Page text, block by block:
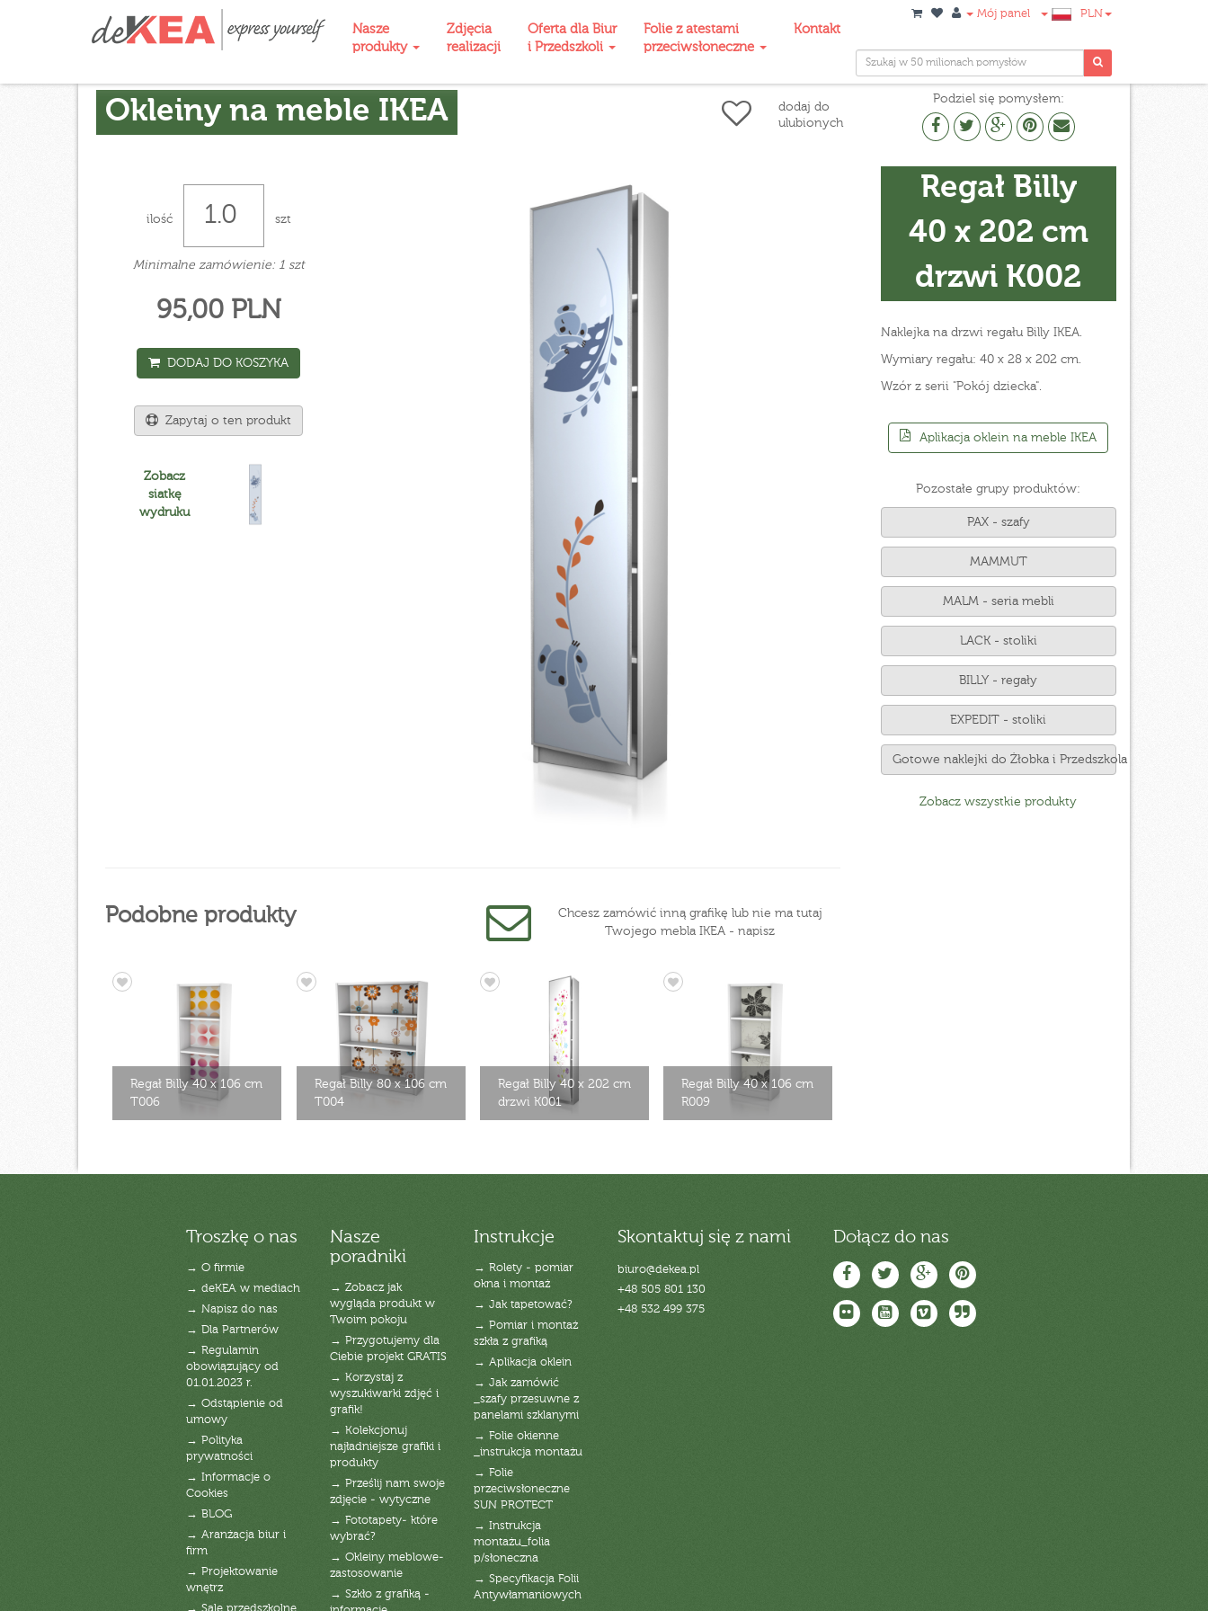
Nasze
produkty
Zdjęcia
realizacji
Oferta dla Biur
i Przedszkoli
Folie z atestami
przeciwsłoneczne
Kontakt
Mój panel PLN
Okleiny na meble IKEA
dodaj do
ulubionych
Podziel się pomysłem:
ilość szt
Minimalne zamówienie: 1 szt
95,00 PLN
DODAJ DO KOSZYKA
Zapytaj o ten produkt
Zobacz
siatkę
wydruku
Podobne produkty
Chcesz zamówić inną grafikę lub nie ma tutaj
Twojego mebla IKEA - napisz
Regał Billy 40 x 106 cm
T006
Regał Billy 80 x 106 cm
T004
Regał Billy 40 x 202 cm
drzwi K001
Regał Billy 40 x 106 cm
R009
Regał Billy
40 x 202 cm
drzwi K002
Naklejka na drzwi regału Billy IKEA.
Wymiary regału: 40 x 28 x 202 cm.
Wzór z serii "Pokój dziecka".
Aplikacja oklein na meble IKEA
Pozostałe grupy produktów:
PAX - szafy
MAMMUT
MALM - seria mebli
LACK - stoliki
BILLY - regały
EXPEDIT - stoliki
Gotowe naklejki do Żłobka i Przedszkola
Zobacz wszystkie produkty
Troszkę o nas
→ O firmie
→ deKEA w mediach
→ Napisz do nas
→ Dla Partnerów
→ Regulamin
obowiązujący od
01.01.2023 r.
→ Odstąpienie od
umowy
→ Polityka
prywatności
→ Informacje o
Cookies
→ BLOG
→ Aranżacja biur i
firm
→ Projektowanie
wnętrz
→ Sale przedszkolne
Nasze
poradniki
→ Zobacz jak
wygląda produkt w
Twoim pokoju
→ Przygotujemy dla
Ciebie projekt GRATIS
→ Korzystaj z
wyszukiwarki zdjęć i
grafik!
→ Kolekcjonuj
najładniejsze grafiki i
produkty
→ Prześlij nam swoje
zdjęcie - wytyczne
→ Fototapety- które
wybrać?
→ Okleiny meblowe-
zastosowanie
→ Szkło z grafiką -
Instrukcje
→ Rolety - pomiar
okna i montaż
→ Jak tapetować?
→ Pomiar i montaż
szkła z grafiką
→ Aplikacja oklein
→ Jak zamówić
_szafy przesuwne z
panelami szklanymi
→ Folie okienne
_instrukcja montażu
→ Folie
przeciwsłoneczne
SUN PROTECT
→ Instrukcja
montażu_folia
p/słoneczna
→ Specyfikacja Folii
Antywłamaniowych
Skontaktuj się z nami
biuro@dekea.pl
+48 505 801 130
+48 532 499 375
Dołącz do nas